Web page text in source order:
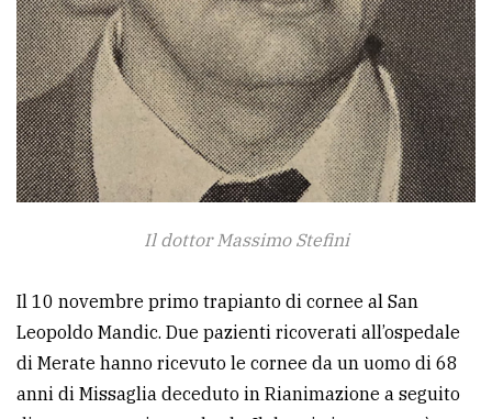
Il dottor Massimo Stefini
Il 10 novembre primo trapianto di cornee al San
Leopoldo Mandic. Due pazienti ricoverati all’ospedale
di Merate hanno ricevuto le cornee da un uomo di 68
anni di Missaglia deceduto in Rianimazione a seguito